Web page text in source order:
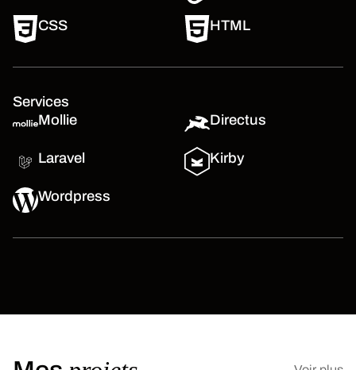
CSS HTML
Services
Mollie
Directus
Laravel Kirby
Wordpress